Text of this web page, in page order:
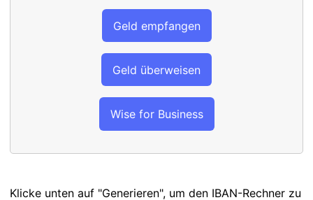
Geld empfangen
Geld überweisen
Wise for Business
Klicke unten auf "Generieren", um den IBAN-Rechner zu